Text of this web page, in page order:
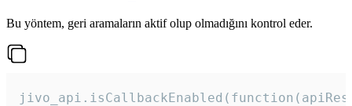
Bu yöntem, geri aramaların aktif olup olmadığını kontrol eder.